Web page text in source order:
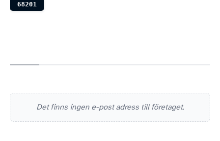
68201
Det finns ingen e-post adress till företaget.